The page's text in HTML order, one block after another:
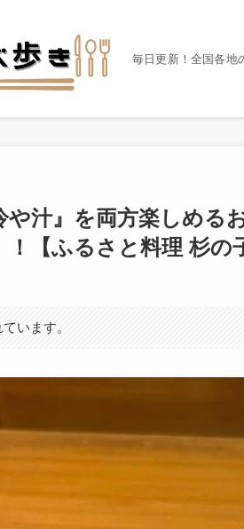
毎日更新！全国各地
や汁』を両方楽しめる
！【ふるさと料理 杉の
います。